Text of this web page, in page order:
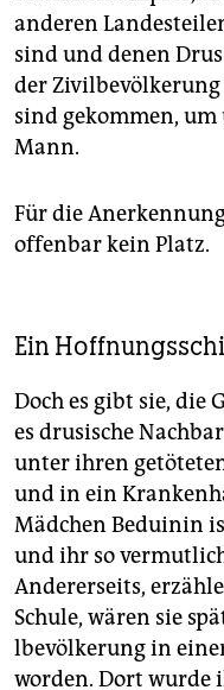
anderen
sind und denen
der Zivilbevölkerung
sind gekommen, um
Mann.
Für die
offenbar kein Platz.
Ein
Doch es gibt sie, die
es drusische
unter ihren
und in ein
Mädchen Beduinin
und ihr so
Andererseits,
Schule, wären sie
lbevölkerung in
worden. Dort wurde